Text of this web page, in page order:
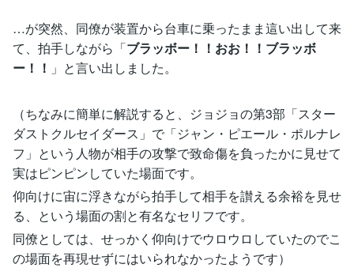
…が突然、同僚が装置から台車に乗ったまま這い出して来
て、拍手しながら「ブラッボー！！おお！！ブラッボ
ー！！ 」と言い出しました。
（ちなみに簡単に解説すると、ジョジョの第3部「スター
ダストクルセイダース」で「ジャン・ピエール・ポルナレ
フ」という人物が相手の攻撃で致命傷を負ったかに見せて
実はピンピンしていた場面です。
仰向けに宙に浮きながら拍手して相手を讃える余裕を見せ
る、という場面の割と有名なセリフです。
同僚としては、せっかく仰向けでウロウロしていたのでこ
の場面を再現せずにはいられなかったようです）